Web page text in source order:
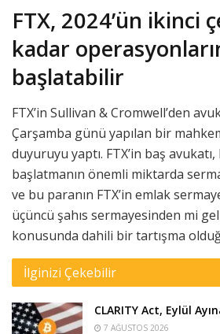
FTX, 2024’ün ikinci
kadar
başlatabilir
FTX’in Sullivan & Cromwell’den
Çarşamba günü yapılan bir
duyuruyu yaptı. FTX’in baş
başlatmanın önemli miktarda
ve bu paranın FTX’in emlak
üçüncü şahıs sermayesinden mi
konusunda dahili bir tartışma
İlginizi Çekebilir
CLARITY Act, Eylül
7 AĞUSTOS 2026